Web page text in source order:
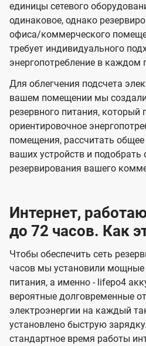
единицы сетевого
одинаковое, однако
офиса/коммерческого
требует индивидуального
энергопотребление в каждом
Для облегчения подсчета
вашем помещении мы
резервного питания,
ориентировочное
помещения, рассчитать
ваших устройств и
резервирования вашего
Интернет,
до 72 часов. Как
Чтобы обеспечить сеть
часов мы установили мощные
питания, а именно - lifepo4
вероятные долговременные
электроэнергии на каждый
установлено быструю
стандартное время работы